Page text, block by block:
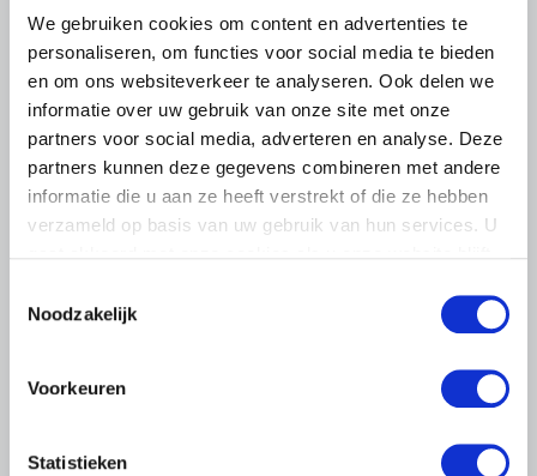
We gebruiken cookies om content en advertenties te
personaliseren, om functies voor social media te bieden
en om ons websiteverkeer te analyseren. Ook delen we
informatie over uw gebruik van onze site met onze
partners voor social media, adverteren en analyse. Deze
partners kunnen deze gegevens combineren met andere
informatie die u aan ze heeft verstrekt of die ze hebben
verzameld op basis van uw gebruik van hun services. U
Noodzakelijk
Voorkeuren
Statistieken
BELANGRIJKE INFORMATIE
6 AUGUSTUS 2026
dreigende onteigening
pluimveehouders
ZLTO, LLTB, LTO Noord en LTO Nederland roepen hun
leden op om op vrijdagochtend 14 augustus massaal naar